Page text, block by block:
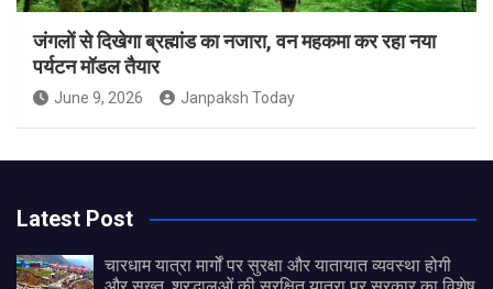
जंगलों से दिखेगा ब्रह्मांड का नजारा, वन महकमा कर रहा नया
पर्यटन मॉडल तैयार
June 9, 2026 Janpaksh Today
Latest Post
चारधाम यात्रा मार्गों पर सुरक्षा और यातायात व्यवस्था होगी